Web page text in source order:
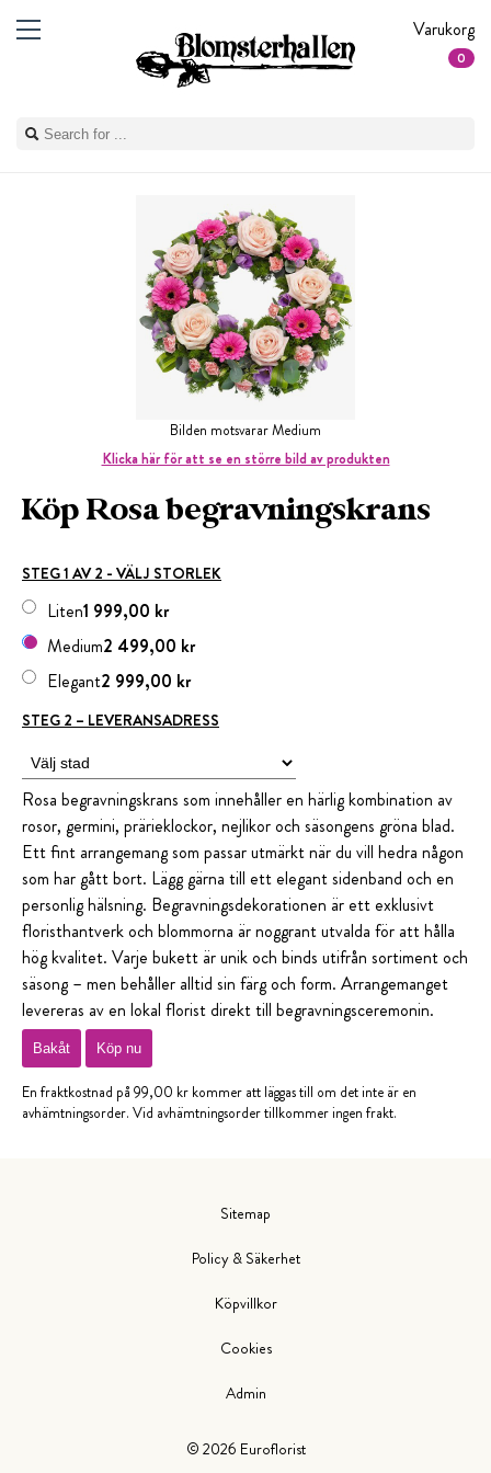
Varukorg
0
Bilden motsvarar Medium
Klicka här för att se en större bild av produkten
Köp Rosa begravningskrans
STEG 1 AV 2 - VÄLJ STORLEK
1 999,00 kr
Liten
2 499,00 kr
Medium
2 999,00 kr
Elegant
STEG 2 – LEVERANSADRESS
Rosa begravningskrans som innehåller en härlig kombination av
rosor, germini, prärieklockor, nejlikor och säsongens gröna blad.
Ett fint arrangemang som passar utmärkt när du vill hedra någon
som har gått bort. Lägg gärna till ett elegant sidenband och en
personlig hälsning. Begravningsdekorationen är ett exklusivt
floristhantverk och blommorna är noggrant utvalda för att hålla
hög kvalitet. Varje bukett är unik och binds utifrån sortiment och
säsong – men behåller alltid sin färg och form. Arrangemanget
levereras av en lokal florist direkt till begravningsceremonin.
Bakåt Köp nu
En fraktkostnad på 99,00 kr kommer att läggas till om det inte är en
avhämtningsorder. Vid avhämtningsorder tillkommer ingen frakt.
© 2026 Euroflorist
Sitemap
Policy & Säkerhet
Köpvillkor
Cookies
Admin